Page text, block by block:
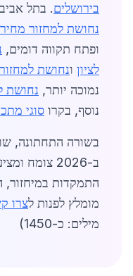
בירושלים. בתל
נחושת למחזור
ופתח תקווה דומים,
לציון ונחושת
נמוכה יותר, נחושת
נוסף, בקרו סוגי
בשורה התחתונה,
ב-2026 צומח
התמקדות במיחזור,
מומלץ לפנות לצרו
מילים: כ-1450)